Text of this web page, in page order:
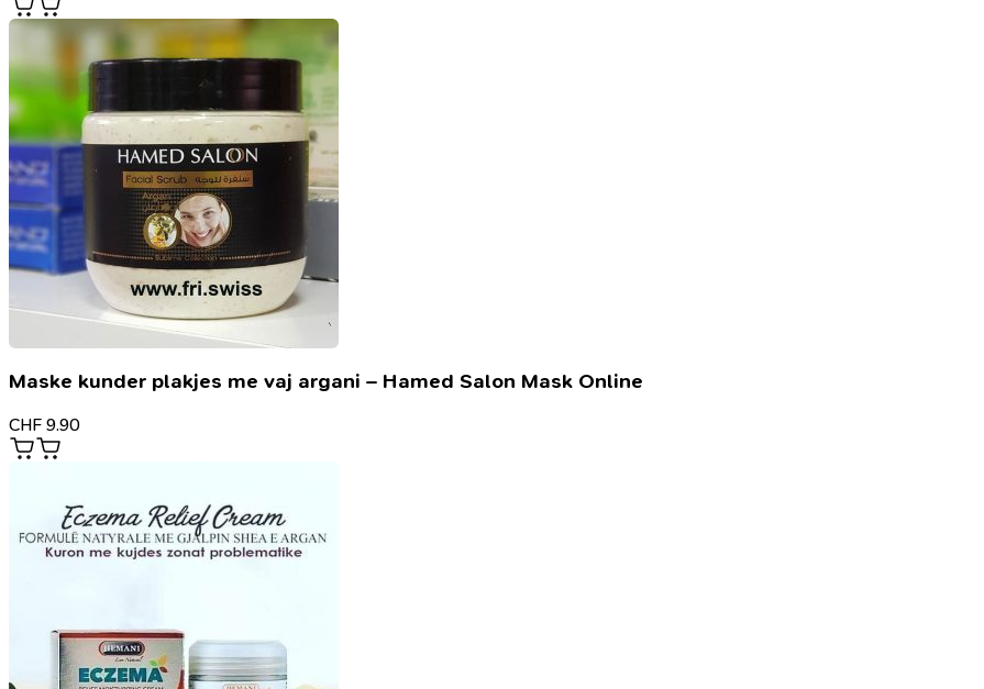
Maske kunder plakjes me vaj argani – Hamed Salon Mask Online
CHF 9.90